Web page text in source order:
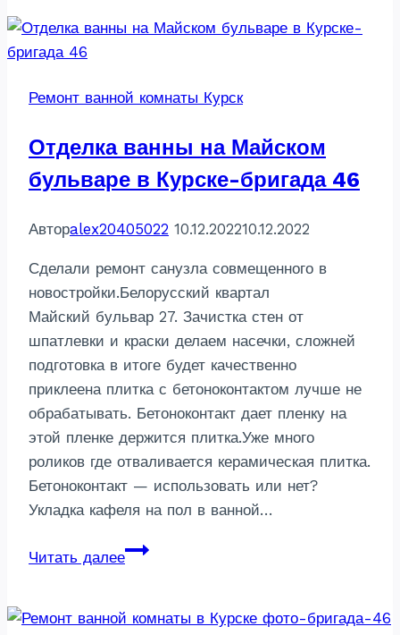
бригада
Ремонт ванной комнаты Курск
Отделка ванны на Майском
бульваре в Курске-бригада 46
Авторalex20405022 10.12.202210.12.2022
Сделали ремонт санузла совмещенного в
новостройки.Белорусский квартал
Майский бульвар 27. Зачистка стен от
шпатлевки и краски делаем насечки, сложней
подготовка в итоге будет качественно
приклеена плитка с бетоноконтактом лучше не
обрабатывать. Бетоноконтакт дает пленку на
этой пленке держится плитка.Уже много
роликов где отваливается керамическая плитка.
Бетоноконтакт — использовать или нет?
Укладка кафеля на пол в ванной…
Читать далееОтделка
Майском